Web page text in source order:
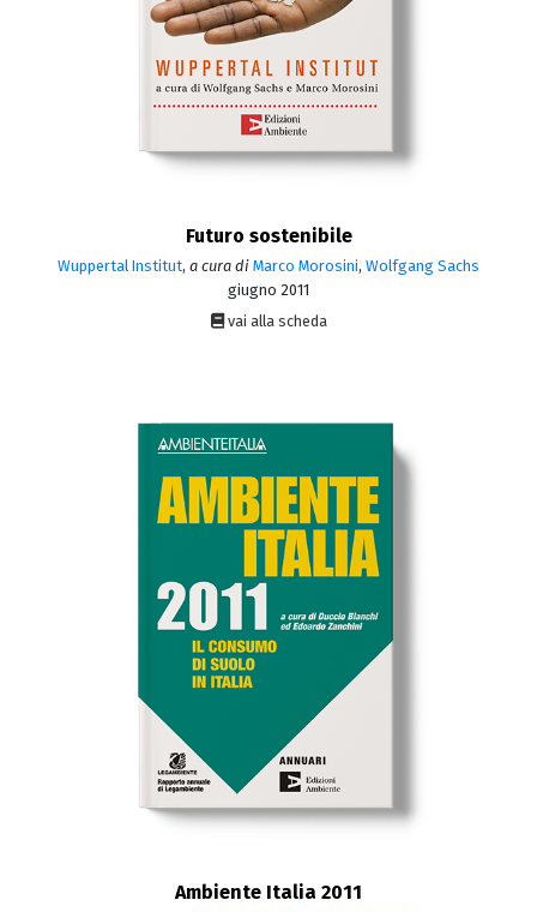
Futuro sostenibile
Wuppertal Institut, a cura di Marco Morosini, Wolfgang Sachs
giugno 2011
vai alla scheda
Ambiente Italia 2011